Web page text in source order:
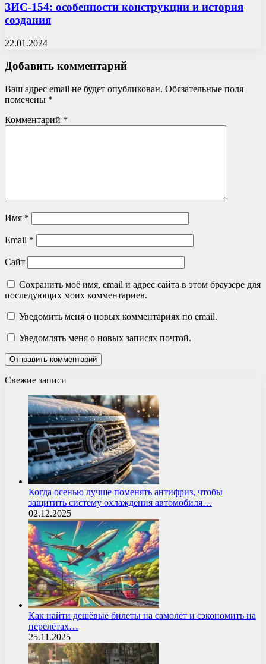
ЗИС-154: особенности конструкции и история
создания
22.01.2024
Добавить комментарий
Ваш адрес email не будет опубликован. Обязательные поля
помечены *
Комментарий *
Имя *
Email *
Сайт
Сохранить моё имя, email и адрес сайта в этом браузере для
последующих моих комментариев.
Уведомить меня о новых комментариях по email.
Уведомлять меня о новых записях почтой.
Свежие записи
Когда осенью лучше поменять антифриз, чтобы
защитить систему охлаждения автомобиля…
02.12.2025
Как найти дешёвые билеты на самолёт и сэкономить на
перелётах…
25.11.2025